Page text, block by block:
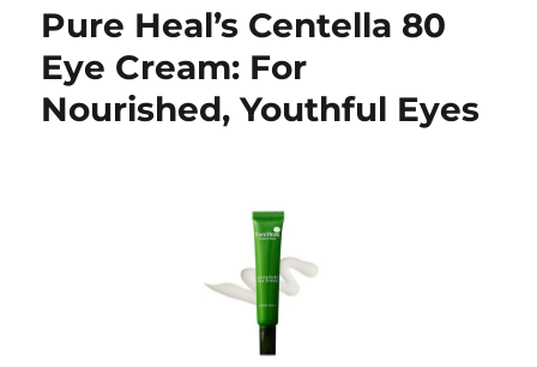
Pure Heal’s Centella 80
Eye Cream: For
Nourished, Youthful Eyes